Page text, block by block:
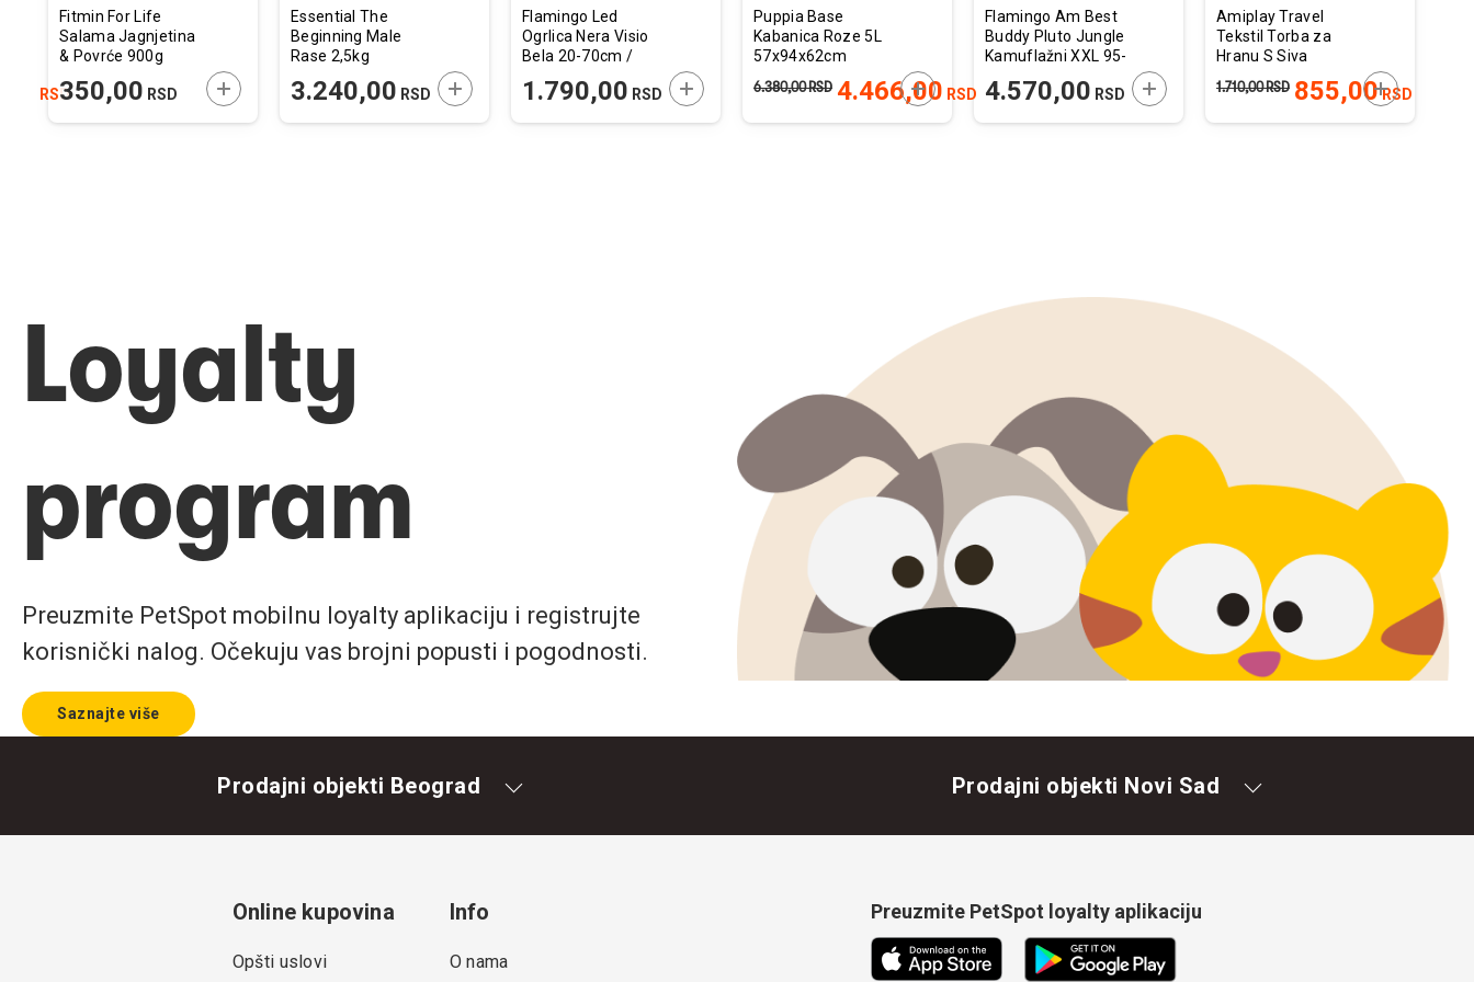
RSDU KORPU
Fitmin For Life
Salama Jagnjetina
& Povrće 900g
350,00 RSD DODAJTE U KORPU
Essential The
Beginning Male
Rase 2,5kg
3.240,00 RSD DODAJTE U KORPU
Flamingo Led
Ogrlica Nera Visio
Bela 20-70cm /
1.790,00 RSD DODAJTE U KORPU
Puppia Base
Kabanica Roze 5L
57x94x62cm
4.466,00 RSD
6.380,00RSD DODAJTE U KORPU
Flamingo Am Best
Buddy Pluto Jungle
Kamuflažni XXL 95-
4.570,00 RSD DODAJTE U KORPU
Amiplay Travel
Tekstil Torba za
Hranu S Siva
855,00RSD
1.710,00RSD DODAJTE U
Loyalty
program
Preuzmite PetSpot mobilnu loyalty aplikaciju i registrujte
korisnički nalog. Očekuju vas brojni popusti i pogodnosti.
Saznajte više
Prodajni objekti Beograd Prodajni objekti Novi Sad
Online kupovina
Opšti uslovi
Info
O nama
Preuzmite PetSpot loyalty aplikaciju